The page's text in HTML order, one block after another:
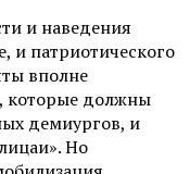
и наведения
и патриотического
вполне
которые должны
демиургов, и
Но